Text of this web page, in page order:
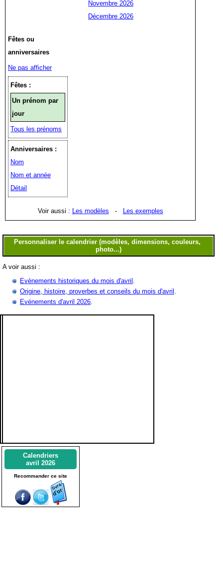
Novembre 2026
Décembre 2026
Fêtes ou
anniversaires
Ne pas afficher
Fêtes :
Un prénom par
jour
Tous les prénoms
Anniversaires :
Nom
Nom et année
Détail
Voir aussi : Les modèles - Les exemples
A voir aussi :
Evènements historiques du mois d'avril .
Origine, histoire, proverbes et conseils du mois d'avril .
Evénements d'avril 2026.
Calendriers
avril 2026
Recommander ce site